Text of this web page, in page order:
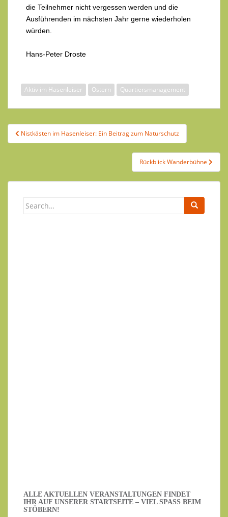
die Teilnehmer nicht vergessen werden und die
Ausführenden im nächsten Jahr gerne wiederholen
würden.
Hans-Peter Droste
Aktiv im Hasenleiser Ostern Quartiersmanagement
Nistkästen im Hasenleiser: Ein Beitrag zum Naturschutz
Rückblick Wanderbühne
ALLE AKTUELLEN VERANSTALTUNGEN FINDET
IHR AUF UNSERER STARTSEITE – VIEL SPASS BEIM S
TÖBERN!